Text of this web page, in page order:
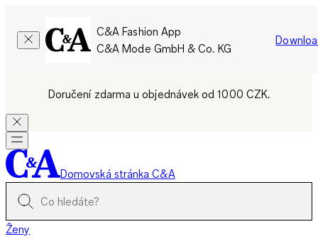
C&A Fashion App
C&A Mode GmbH & Co. KG
Doručení zdarma u objednávek od 1000 CZK.
Domovská stránka C&A
Ženy